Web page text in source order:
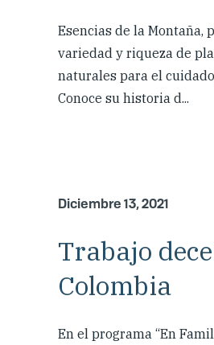
Esencias de la Montaña,
variedad y riqueza de
naturales para el
Conoce su historia d...
Diciembre 13, 2021
Trabajo
Colombia
En el programa “En